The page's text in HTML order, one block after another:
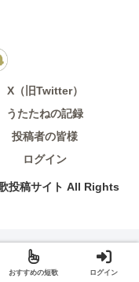
X（旧Twitter）
うたたねの記録
投稿者の皆様
ログイン
投稿サイト All Rights
おすすめの短歌 ログイン